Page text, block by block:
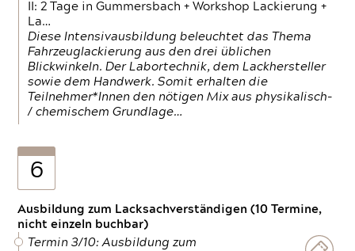
II: 2 Tage in Gummersbach + Workshop Lackierung +
La…
Diese Intensivausbildung beleuchtet das Thema
Fahrzeuglackierung aus den drei üblichen
Blickwinkeln. Der Labortechnik, dem Lackhersteller
sowie dem Handwerk. Somit erhalten die
Teilnehmer*Innen den nötigen Mix aus physikalisch-
/ chemischem Grundlage…
6
Ausbildung zum Lacksachverständigen (10 Termine,
nicht einzeln buchbar)
Termin 3/10: Ausbildung zum